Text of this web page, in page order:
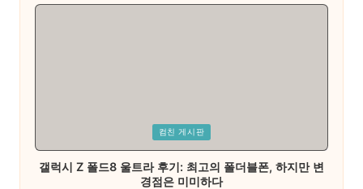
in
컴친 게시판
갤럭시 Z 폴드8 울트라 후기: 최고의 폴더블폰, 하지만 변
경점은 미미하다